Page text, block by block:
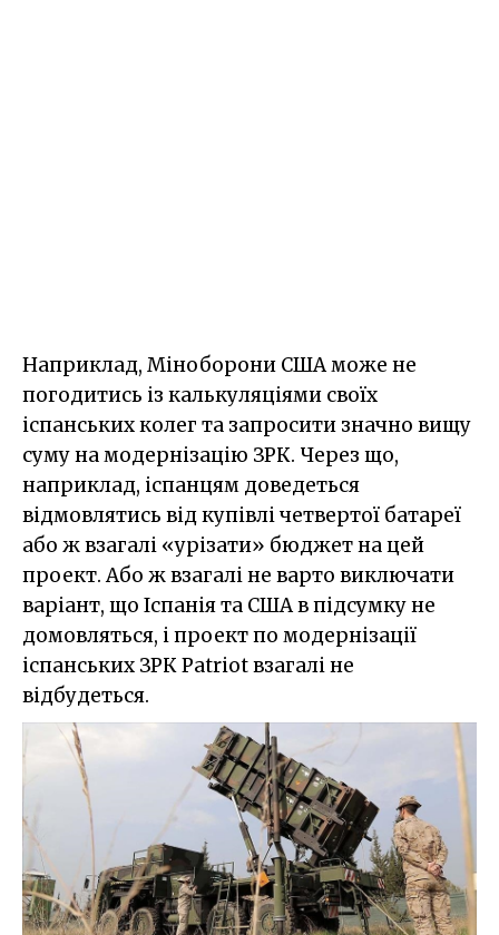
Наприклад, Міноборони США може не
погодитись із калькуляціями своїх
іспанських колег та запросити значно вищу
суму на модернізацію ЗРК. Через що,
наприклад, іспанцям доведеться
відмовлятись від купівлі четвертої батареї
або ж взагалі «урізати» бюджет на цей
проект. Або ж взагалі не варто виключати
варіант, що Іспанія та США в підсумку не
домовляться, і проект по модернізації
іспанських ЗРК Patriot взагалі не
відбудеться.